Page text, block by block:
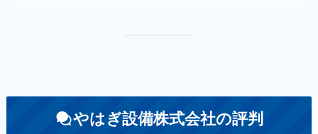
やはぎ設備株式会社の評判